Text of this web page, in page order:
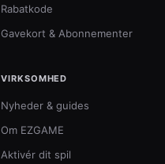
Rabatkode
Gavekort & Abonnementer
VIRKSOMHED
Nyheder & guides
Om EZGAME
Aktivér dit spil